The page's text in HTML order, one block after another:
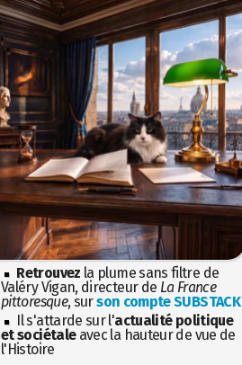
Retrouvez la plume sans filtre de
Valéry Vigan, directeur de La France
pittoresque, surson compte SUBSTACK
Il s'attarde sur l'actualité politique
et sociétaleavec la hauteur de vue de
l'Histoire